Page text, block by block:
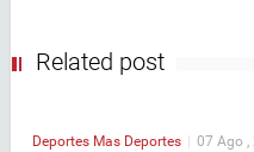
Related post
Deportes Mas Deportes 07 Ago ,